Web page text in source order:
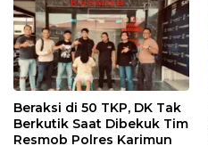
Beraksi di 50 TKP, DK Tak
Berkutik Saat Dibekuk Tim
Resmob Polres Karimun